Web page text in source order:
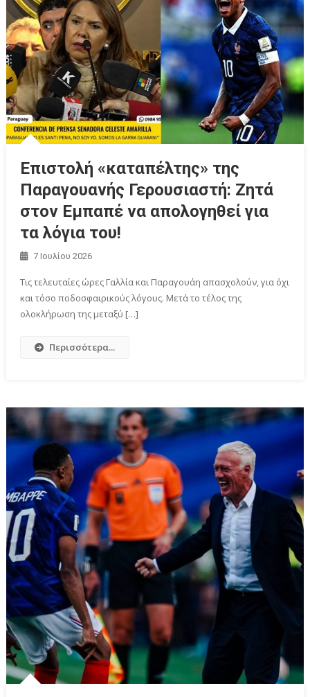
Επιστολή «καταπέλτης» της
Παραγουανής Γερουσιαστή: Ζητά
στον Εμπαπέ να απολογηθεί για
τα λόγια του!
7 Ιουλίου 2026
Τις τελευταίες ώρες Γαλλία και Παραγουάη απασχολούν, για όχι
και τόσο ποδοσφαιρικούς λόγους. Μετά το τέλος της
ολοκλήρωση της μεταξύ […]
Περισσότερα...